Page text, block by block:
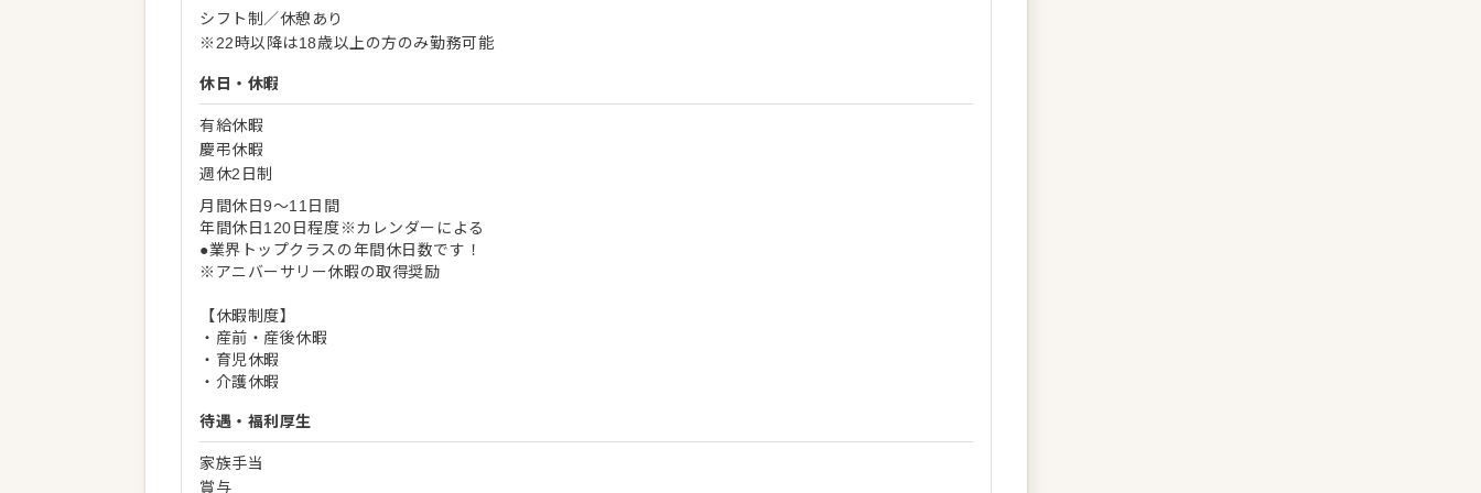
シフト制／休憩あり
※22時以降は18歳以上の方のみ勤務可能
休日・休暇
有給休暇
慶弔休暇
週休2日制
月間休日9～11日間
年間休日120日程度※カレンダーによる
●業界トップクラスの年間休日数です！
※アニバーサリー休暇の取得奨励
【休暇制度】
・産前・産後休暇
・育児休暇
・介護休暇
待遇・福利厚生
家族手当
賞与